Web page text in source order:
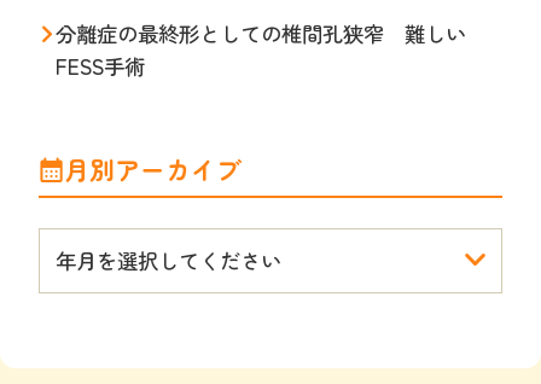
分離症の最終形としての椎間孔狭窄 難しい
FESS手術
月別アーカイブ
年月を選択してください